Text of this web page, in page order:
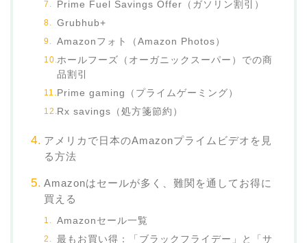
Prime Fuel Savings Offer（ガソリン割引）
Grubhub+
Amazonフォト（Amazon Photos）
ホールフーズ（オーガニックスーパー）での商
品割引
Prime gaming（プライムゲーミング）
Rx savings（処方箋節約）
アメリカで日本のAmazonプライムビデオを見
る方法
Amazonはセールが多く、難関を通してお得に
買える
Amazonセール一覧
最もお買い得：「ブラックフライデー」と「サ